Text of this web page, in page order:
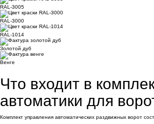
RAL-3005
RAL-3000
RAL-1014
Золотой дуб
Венге
Что входит в
автоматики для
Комплект управления автоматических раздвижных ворот